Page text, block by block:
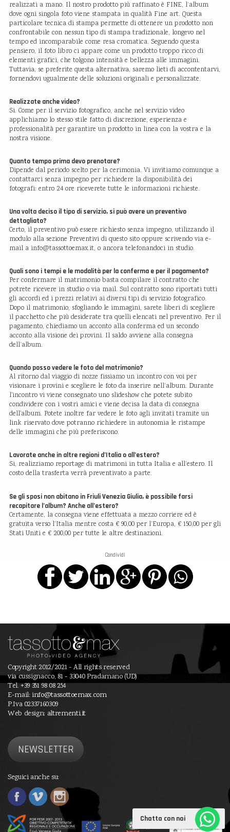
realizzati a mano. Il nostro prodotto più raffinato è FINE, l’album
dove ogni singola foto viene stampata in qualità Fine art. Questa
particolare tecnica di stampa permette di ottenere un prodotto non
confrontabile con nessun tipo di stampa tradizionale, longevo nel
tempo ed incomparabile come resa cromatica. Seguendo questa
pensiero, il foto libro ci appare come un prodotto troppo ricco di
elementi grafici, che tolgono intensità e bellezza alle immagini.
Tuttavia, se preferite questa alternativa, saremo lieti di accontentarvi,
fornendovi ugualmente delle soluzioni originali e personalizzate.
Realizzate anche video?
Si. Come per il servizio fotografico, anche nel servizio video
applichiamo lo stesso stile fatto di discrezione, esperienza e
professionalità per garantire un prodotto in linea con la vostra e la
nostra visione.
Quanto tempo prima devo prenotare?
Dipende dal periodo scelto per la cerimonia. Vi invitiamo comunque a
contattarci senza impegno per richiedere la disponibilità dei
fotografi: entro 24 ore riceverete tutte le informazioni richieste.
Una volta deciso il tipo di servizio, si può avere un preventivo
dettagliato?
Certo, il preventivo può essere richiesto senza impegno, utilizzando il
modulo alla sezione Preventivi di questo sito oppure scrivendo via e-
mail a info@tassottoemax.it, o ancora telefonandoci in studio.
Quali sono i tempi e le modalità per la conferma e per il pagamento?
Per confermare il matrimonio basta compilare il contratto che
potrete ricevere in studio o via mail. Sul contratto sono riportati tutti
gli accordi ed i prezzi relativi ai diversi tipi di servizio fotografico.
Dopo il matrimonio, sfogliando le immagini, sarete liberi di scegliere
il pacchetto che più desiderate tra quelli elencati nel preventivo. Per il
pagamento, chiediamo un acconto alla conferma ed un secondo
acconto alla visione dei provini. Il saldo avviene alla consegna
dell’album.
Quando posso vedere le foto del matrimonio?
Al ritorno dal viaggio di nozze fissiamo un incontro con voi per
visionare i provini e scegliere le foto da inserire nell’album. Durante
l'incontro vi viene consegnato uno slideshow che potete subito
condividere con i vostri amici e viene decisa la data di consegna
dell'album. Potete inoltre far vedere le foto agli invitati tramite un
link riservato dove potranno richiedere in autonomia le ristampe
delle immagini che più preferiscono.
Lavorate anche in altre regioni d’Italia o all’estero?
Si, realizziamo reportage di matrimoni in tutta Italia e all’estero. Il
costo della trasferta verrà preventivato a parte.
Se gli sposi non abitano in Friuli Venezia Giulia, è possibile farsi
recapitare l’album? Anche all’estero?
Certamente, la consegna viene effettuata a mezzo corriere ed è
gratuita verso l’Italia mentre costa € 90,00 per l’Europa, € 150,00 per gli
Stati Uniti e € 200,00 per tutte le altre destinazioni.
Condividi
Copyright 2012/2021 - All rights reserved
via cussignacco, 81 - 33040 Pradamano (UD)
Tel. +39 351 98 08 254
E-mail: info@tassottoemax.com
P.Iva 02337160309
Web design: altrementi.it
NEWSLETTER
Seguici anche su:
Chatta con noi